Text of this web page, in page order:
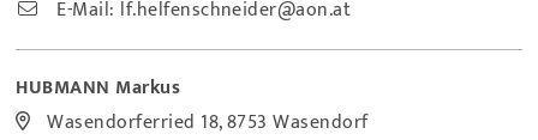
E-Mail: lf.helfenschneider@aon.at
HUBMANN Markus
Wasendorferried 18, 8753 Wasendorf